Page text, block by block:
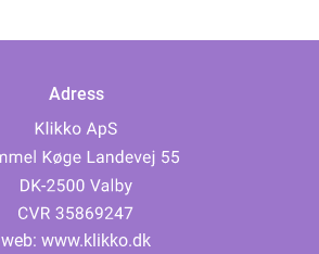
Adress
web: www.klikko.dk